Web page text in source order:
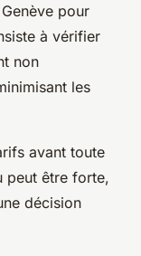
pour
à vérifier
non
les
avant toute
peut être forte,
décision